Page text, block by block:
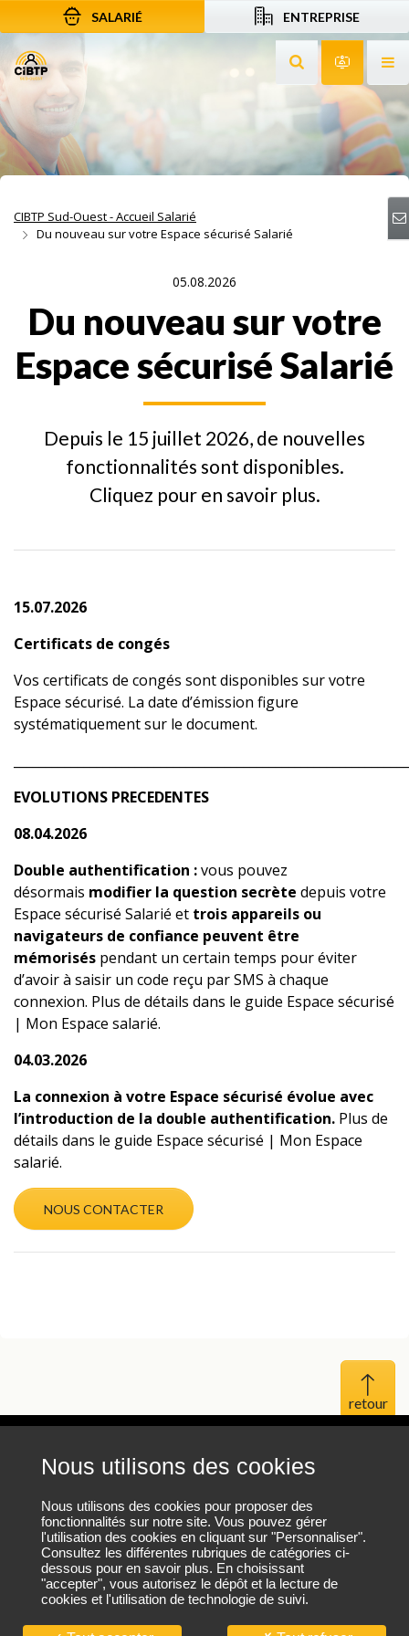
Nous utilisons des cookies
Nous utilisons des cookies pour proposer des
fonctionnalités sur notre site. Vous pouvez gérer
l'utilisation des cookies en cliquant sur "Personnaliser".
Consultez les différentes rubriques de catégories ci-
dessous pour en savoir plus. En choisissant
"accepter", vous autorisez le dépôt et la lecture de
cookies et l'utilisation de technologie de suivi.
Aller au contenu
Aller à la recherche
Aller à la navigation
SALARIÉ ENTREPRISE
Rechercher sur
CIBTP Sud-Ouest - Accueil Salarié
Du nouveau sur votre Espace sécurisé Salarié
05.08.2026
Du nouveau sur votre
Espace sécurisé Salarié
Depuis le 15 juillet 2026, de nouvelles
fonctionnalités sont disponibles.
Cliquez pour en savoir plus.
15.07.2026
Certificats de congés
Vos certificats de congés sont disponibles sur votre
Espace sécurisé. La date d’émission figure
systématiquement sur le document.
EVOLUTIONS PRECEDENTES
08.04.2026
Double authentification :vous pouvez
désormais modifier la question secrète depuis votre
Espace sécurisé Salarié et trois appareils ou
navigateurs de confiance peuvent être
mémorisés pendant un certain temps pour éviter
d’avoir à saisir un code reçu par SMS à chaque
connexion. Plus de détails dans le guide Espace sécurisé
| Mon Espace salarié.
04.03.2026
La connexion à votre Espace sécurisé évolue avec
l’introduction de la double authentification. Plus de
détails dans le guide Espace sécurisé | Mon Espace
salarié.
NOUS CONTACTER
Haut
Mentions légales
Protection des données personnelles
Plan du site
Nous contacter